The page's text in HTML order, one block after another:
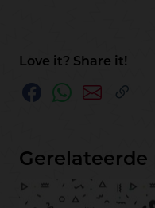
Love it? Share it!